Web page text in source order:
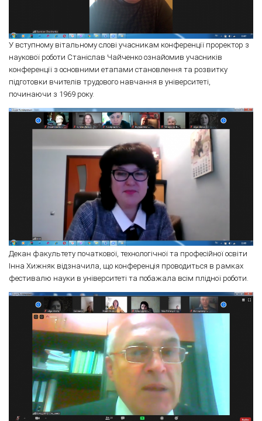
У вступному вітальному слові учасникам конференції проректор з
наукової роботи Станіслав Чайченко ознайомив учасників
конференції з основними етапами становлення та розвитку
підготовки вчителів трудового навчання в університеті,
починаючи з 1969 року.
Декан факультету початкової, технологічної та професійної освіти
Інна Хижняк відзначила, що конференція проводиться в рамках
фестивалю науки в університеті та побажала всім плідної роботи.